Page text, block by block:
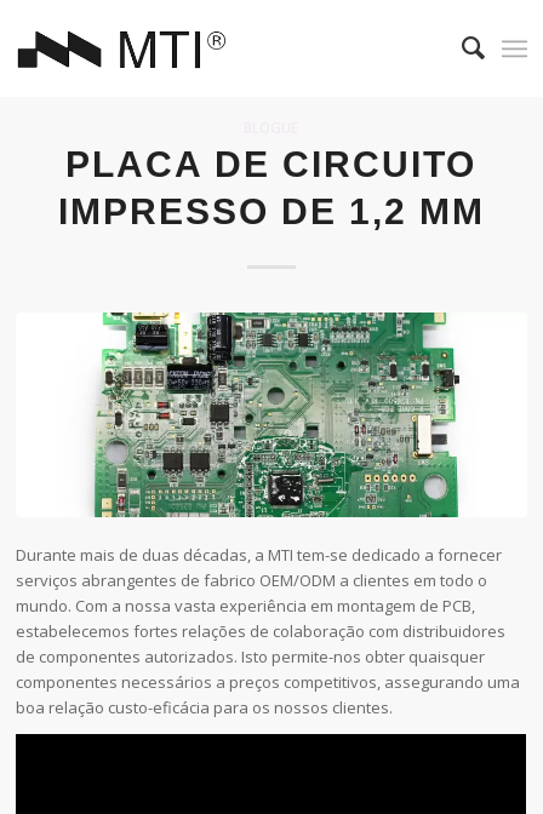
PLACA DE CIRCUITO
IMPRESSO DE 1,2 MM
Durante mais de duas décadas, a MTI tem-se dedicado a fornecer
serviços abrangentes de fabrico OEM/ODM a clientes em todo o
mundo. Com a nossa vasta experiência em montagem de PCB,
estabelecemos fortes relações de colaboração com distribuidores
de componentes autorizados. Isto permite-nos obter quaisquer
componentes necessários a preços competitivos, assegurando uma
boa relação custo-eficácia para os nossos clientes.